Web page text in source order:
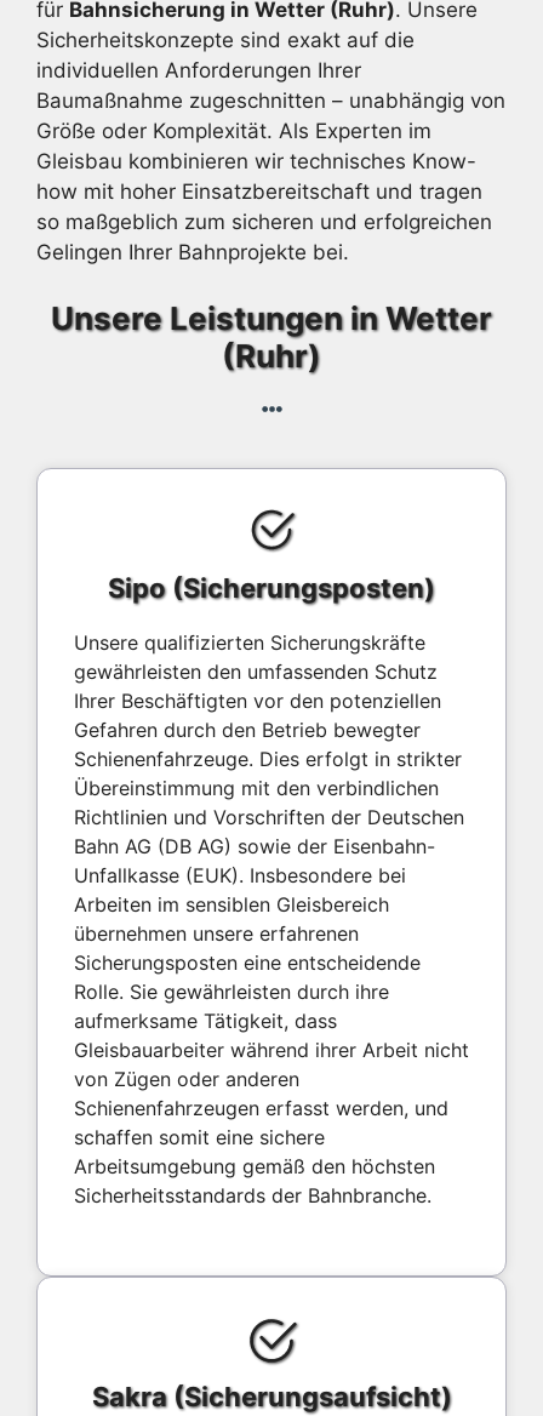
für Bahnsicherung in Wetter (Ruhr). Unsere
Sicherheitskonzepte sind exakt auf die
individuellen Anforderungen Ihrer
Baumaßnahme zugeschnitten – unabhängig von
Größe oder Komplexität. Als Experten im
Gleisbau kombinieren wir technisches Know-
how mit hoher Einsatzbereitschaft und tragen
so maßgeblich zum sicheren und erfolgreichen
Gelingen Ihrer Bahnprojekte bei.
Unsere Leistungen in Wetter
(Ruhr)
Sipo (Sicherungsposten)
Unsere qualifizierten Sicherungskräfte
gewährleisten den umfassenden Schutz
Ihrer Beschäftigten vor den potenziellen
Gefahren durch den Betrieb bewegter
Schienenfahrzeuge. Dies erfolgt in strikter
Übereinstimmung mit den verbindlichen
Richtlinien und Vorschriften der Deutschen
Bahn AG (DB AG) sowie der Eisenbahn-
Unfallkasse (EUK). Insbesondere bei
Arbeiten im sensiblen Gleisbereich
übernehmen unsere erfahrenen
Sicherungsposten eine entscheidende
Rolle. Sie gewährleisten durch ihre
aufmerksame Tätigkeit, dass
Gleisbauarbeiter während ihrer Arbeit nicht
von Zügen oder anderen
Schienenfahrzeugen erfasst werden, und
schaffen somit eine sichere
Arbeitsumgebung gemäß den höchsten
Sicherheitsstandards der Bahnbranche.
Sakra (Sicherungsaufsicht)